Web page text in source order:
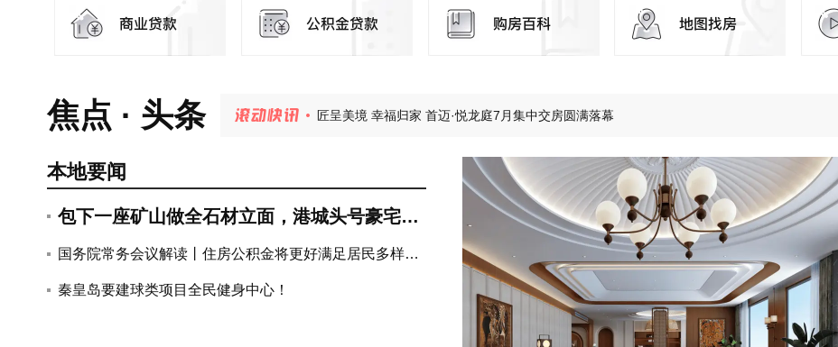
焦点 · 头条
宇树双旗舰机器人空降！秦皇岛智能机器人全场景社区火了！
本地要闻
包下一座矿山做全石材立面，港城头号豪宅还
藏着多少秘密？
国务院常务会议解读丨住房公积金将更好满足居民多样化
秦皇岛要建球类项目全民健身中心！